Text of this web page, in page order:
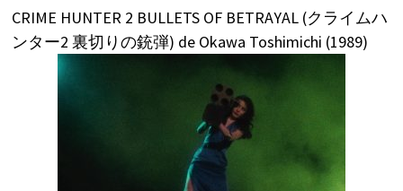
CRIME HUNTER 2 BULLETS OF BETRAYAL (クライムハ
ンター2 裏切りの銃弾) de Okawa Toshimichi (1989)